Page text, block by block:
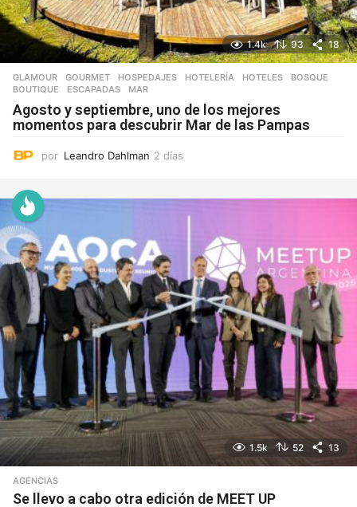
1.4k 93 18
GLAMOUR ,GOURMET ,HOSPEDAJES ,HOTELERÍA ,HOTELES BOSQUE
BOUTIQUE
,ESCAPADAS ,MAR
Agosto y septiembre, uno de los mejores
momentos para descubrir Mar de las Pampas
por Leandro Dahlman 2 días
a
s
1.5k 52 13
AGENCIAS
Se llevo a cabo otra edición de MEET UP